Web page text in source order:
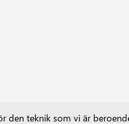
den teknik som vi är